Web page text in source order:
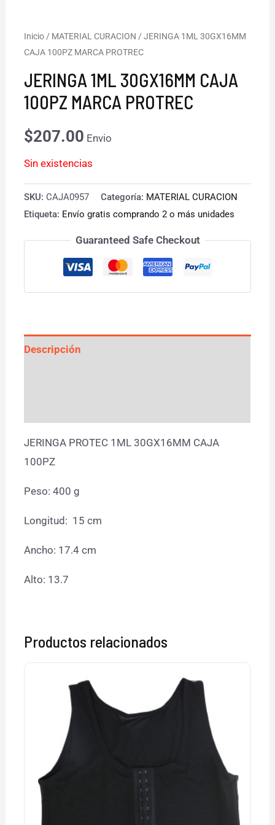
Inicio / MATERIAL CURACION / JERINGA 1ML 30GX16MM
CAJA 100PZ MARCA PROTREC
JERINGA 1ML 30GX16MM CAJA
100PZ MARCA PROTREC
$207.00 Envio
Sin existencias
SKU: CAJA0957 Categoría: MATERIAL CURACION
Etiqueta: Envío gratis comprando 2 o más unidades
Guaranteed Safe Checkout
Descripción
JERINGA PROTEC 1ML 30GX16MM CAJA
100PZ
Peso: 400 g
Longitud: 15 cm
Ancho: 17.4 cm
Alto: 13.7
Productos relacionados